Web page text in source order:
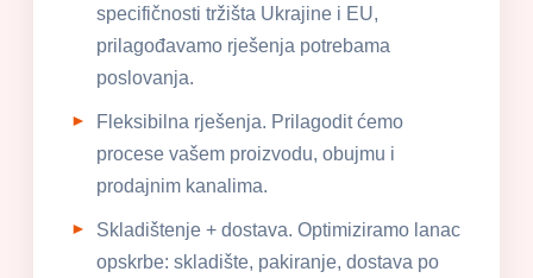
specifičnosti tržišta Ukrajine i EU,
prilagođavamo rješenja potrebama
poslovanja.
Fleksibilna rješenja. Prilagodit ćemo
procese vašem proizvodu, obujmu i
prodajnim kanalima.
Skladištenje + dostava. Optimiziramo lanac
opskrbe: skladište, pakiranje, dostava po